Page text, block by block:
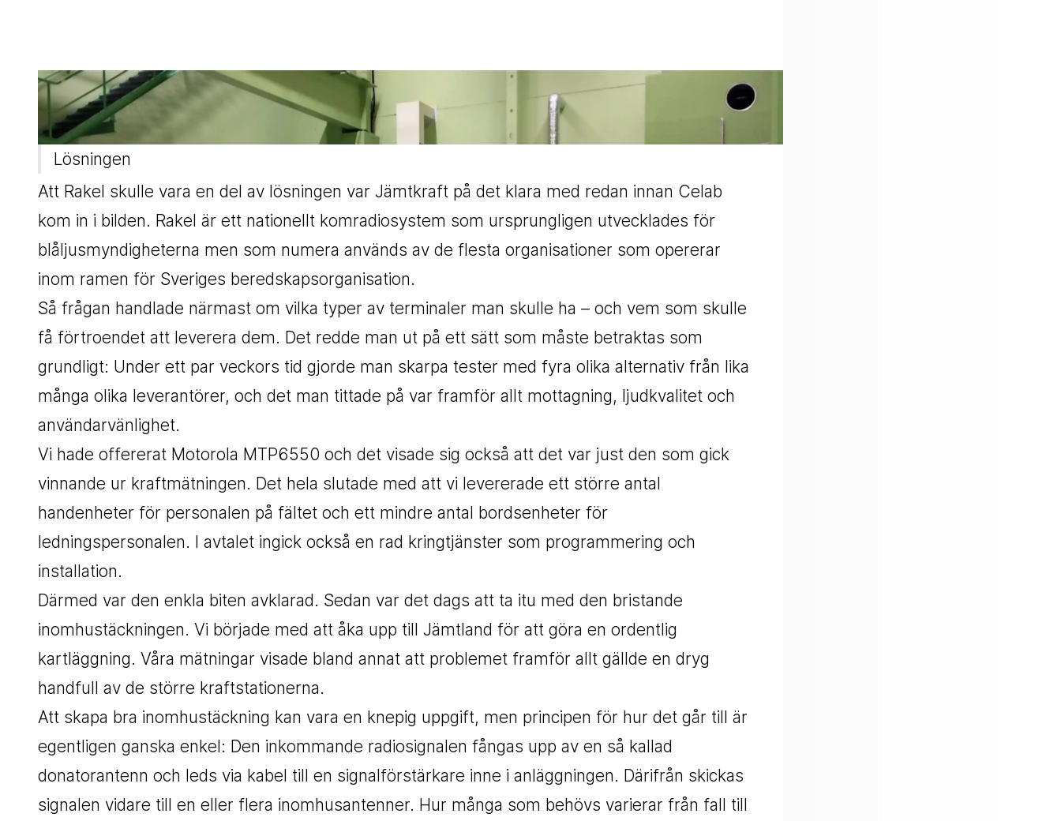
Lösningen
Att Rakel skulle vara en del av lösningen var Jämtkraft på det klara med redan innan Celab
kom in i bilden. Rakel är ett nationellt komradiosystem som ursprungligen utvecklades för
blåljusmyndigheterna men som numera används av de flesta organisationer som opererar
inom ramen för Sveriges beredskapsorganisation.
Så frågan handlade närmast om vilka typer av terminaler man skulle ha – och vem som skulle
få förtroendet att leverera dem. Det redde man ut på ett sätt som måste betraktas som
grundligt: Under ett par veckors tid gjorde man skarpa tester med fyra olika alternativ från lika
många olika leverantörer, och det man tittade på var framför allt mottagning, ljudkvalitet och
användarvänlighet.
Vi hade offererat Motorola MTP6550 och det visade sig också att det var just den som gick
vinnande ur kraftmätningen. Det hela slutade med att vi levererade ett större antal
handenheter för personalen på fältet och ett mindre antal bordsenheter för
ledningspersonalen. I avtalet ingick också en rad kringtjänster som programmering och
installation.
Därmed var den enkla biten avklarad. Sedan var det dags att ta itu med den bristande
inomhustäckningen. Vi började med att åka upp till Jämtland för att göra en ordentlig
kartläggning. Våra mätningar visade bland annat att problemet framför allt gällde en dryg
handfull av de större kraftstationerna.
Att skapa bra inomhustäckning kan vara en knepig uppgift, men principen för hur det går till är
egentligen ganska enkel: Den inkommande radiosignalen fångas upp av en så kallad
donatorantenn och leds via kabel till en signalförstärkare inne i anläggningen. Därifrån skickas
signalen vidare till en eller flera inomhusantenner. Hur många som behövs varierar från fall till